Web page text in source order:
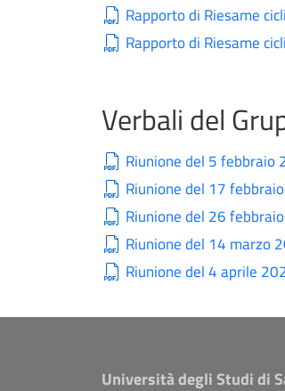
Rapporto di Riesame
Rapporto di Riesame
Verbali del
Riunione del 5 febbraio
Riunione del 17
Riunione del 26
Riunione del 14 marzo
Riunione del 4 aprile
Università degli Studi di